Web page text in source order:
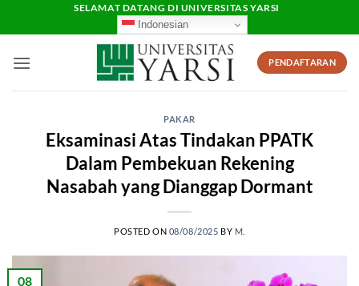
SELAMAT DATANG DI UNIVERSITAS YARSI
Indonesian
PENDAFTARAN
PAKAR
Eksaminasi Atas Tindakan PPATK
Dalam Pembekuan Rekening
Nasabah yang Dianggap Dormant
POSTED ON 08/08/2025 BY M.
08